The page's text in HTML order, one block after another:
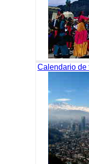
Calendario de